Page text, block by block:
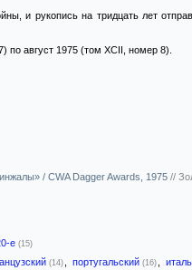
и рукопись на тридцать лет
август 1975 (том XCII, номер 8).
/ CWA Dagger Awards, 1975 //
е (15)
(14) португальский (16)